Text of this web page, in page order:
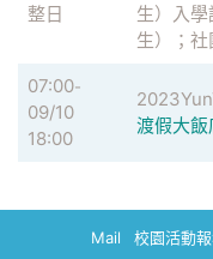
整日
生）入
生）；
07:00-
09/10
18:00
渡假大飯
Mail 校園活動